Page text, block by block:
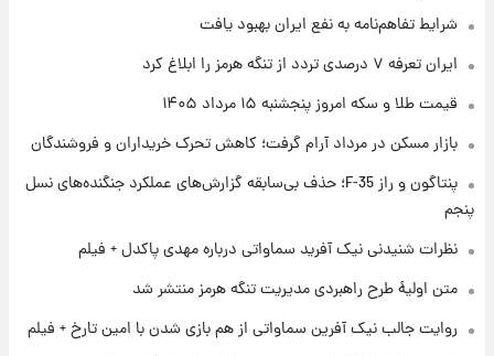
۱ روز پیش
ارزش سهام عدالت برای امروز چهارشنبه ۱۴ مرداد
آغاز طرح جدید فروش مشارکت در تولید سایپا؛
سود مشارکت چند درصد است؟
شرایط تفاهم‌نامه به نفع ایران بهبود یافت
ایران تعرفه ۷ درصدی تردد از تنگه هرمز را ابلاغ کرد
قیمت طلا و سکه امروز پنجشنبه ۱۵ مرداد ۱۴۰۵
بازار مسکن در مرداد آرام گرفت؛ کاهش تحرک خریداران و فروشندگان
پنتاگون و راز F-35؛ حذف بی‌سابقه گزارش‌های عملکرد جنگنده‌های نسل
پنجم
نظرات شنیدنی نیک آفرید سماواتی درباره مهدی پاکدل + فیلم
متن اولیۀ طرح راهبردی مدیریت تنگه هرمز منتشر شد
روایت جالب نیک آفرین سماواتی از هم بازی شدن با امین تارخ + فیلم